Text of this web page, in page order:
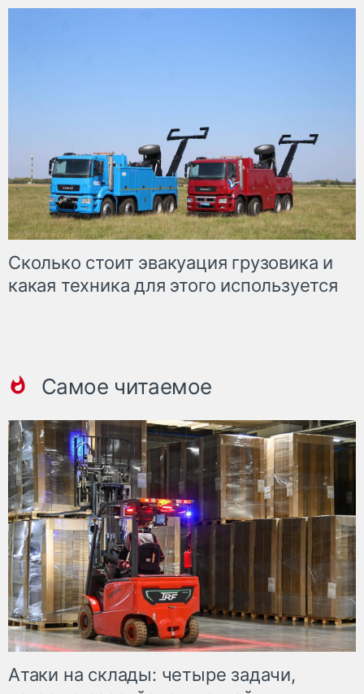
Сколько стоит эвакуация грузовика и
какая техника для этого используется
Самое читаемое
Атаки на склады: четыре задачи,